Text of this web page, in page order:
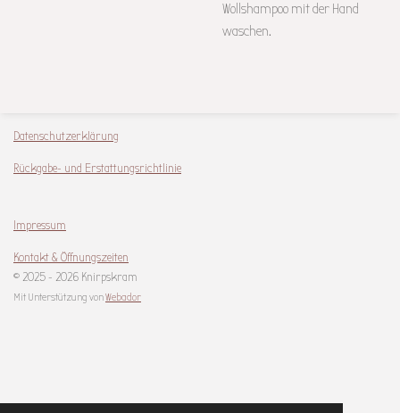
Wollshampoo mit der Hand
waschen.
Datenschutzerklärung
Rückgabe- und Erstattungsrichtlinie
Impressum
Kontakt & Öffnungszeiten
© 2025 - 2026 Knirpskram
Mit Unterstützung vonWebador